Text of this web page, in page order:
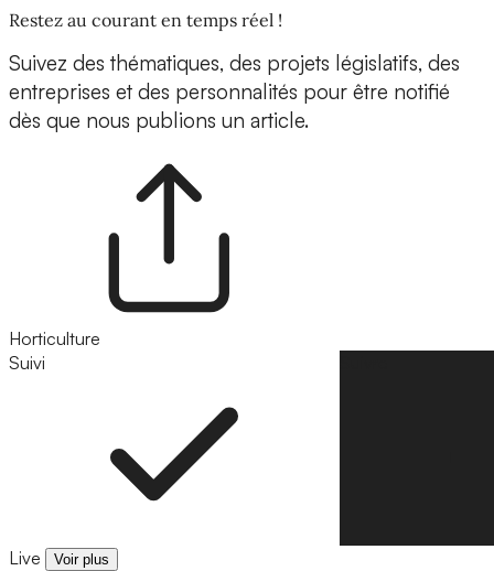
Restez au courant en temps réel !
Suivez des thématiques, des projets législatifs, des
entreprises et des personnalités pour être notifié
dès que nous publions un article.
Horticulture
Suivi
Live Voir plus